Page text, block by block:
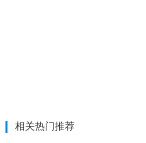
相关热门推荐